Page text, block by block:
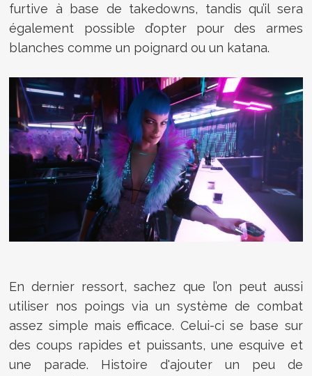
furtive à base de takedowns, tandis qu’il sera
également possible d’opter pour des armes
blanches comme un poignard ou un katana.
En dernier ressort, sachez que l’on peut aussi
utiliser nos poings via un système de combat
assez simple mais efficace. Celui-ci se base sur
des coups rapides et puissants, une esquive et
une parade. Histoire d'ajouter un peu de